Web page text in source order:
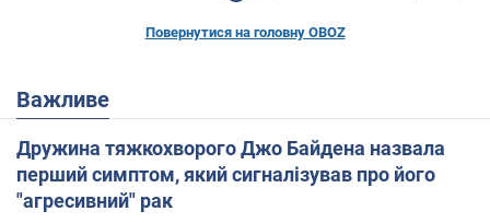
Повернутися на головну OBOZ
Важливе
Дружина тяжкохворого Джо Байдена назвала
перший симптом, який сигналізував про його
"агресивний" рак